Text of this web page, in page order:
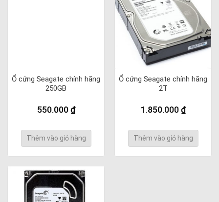
Ổ cứng Seagate chính hãng
250GB
550.000 ₫
Thêm vào giỏ hàng
Ổ cứng Seagate chính hãng
2T
1.850.000 ₫
Thêm vào giỏ hàng